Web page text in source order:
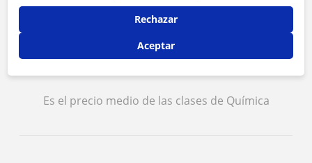
Es el precio medio de las clases de Química
Rechazar
Aceptar